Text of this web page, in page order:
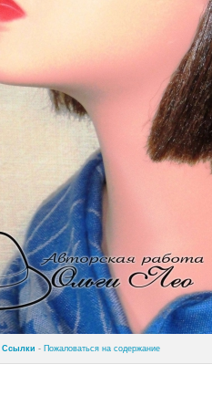
Ссылки - Пожаловаться на содержание